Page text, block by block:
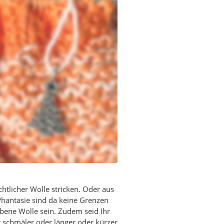
Wolle stricken. Oder aus
sind da keine Grenzen
Wolle sein. Zudem seid Ihr